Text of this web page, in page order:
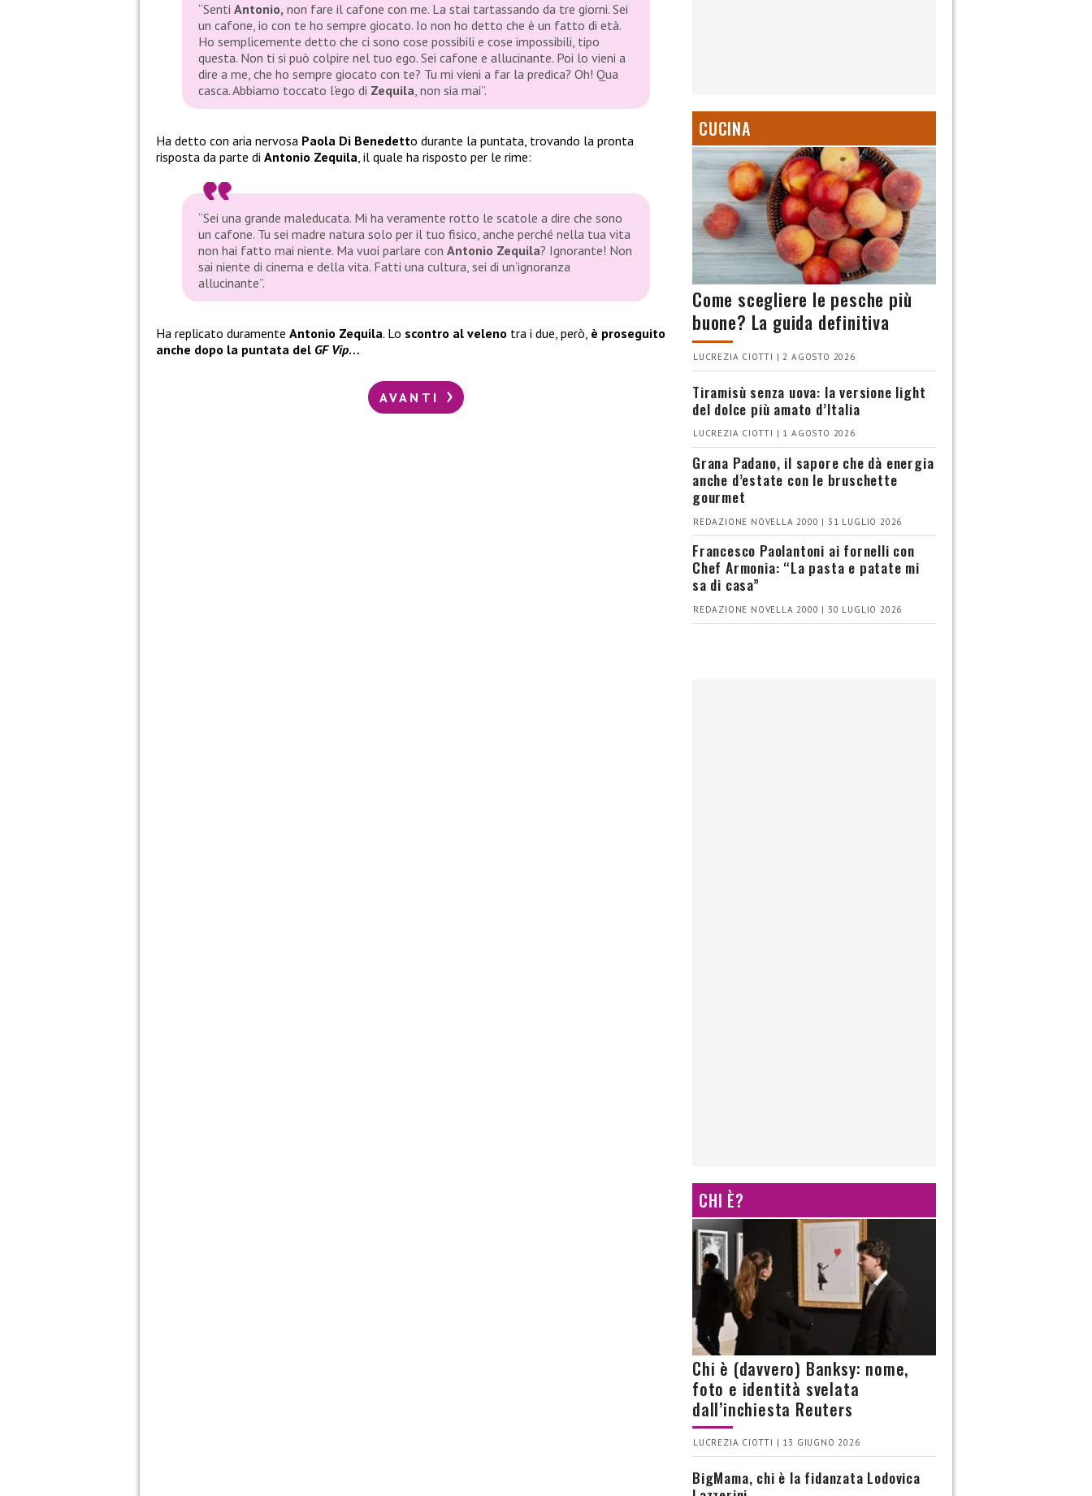
“Senti Antonio, non fare il cafone con me. La stai tartassando da tre giorni. Sei
un cafone, io con te ho sempre giocato. Io non ho detto che è un fatto di età.
Ho semplicemente detto che ci sono cose possibili e cose impossibili, tipo
questa. Non ti si può colpire nel tuo ego. Sei cafone e allucinante. Poi lo vieni a
dire a me, che ho sempre giocato con te? Tu mi vieni a far la predica? Oh! Qua
casca. Abbiamo toccato l’ego di Zequila, non sia mai”.
Ha detto con aria nervosa Paola Di Benedetto durante la puntata, trovando la pronta
risposta da parte di Antonio Zequila, il quale ha risposto per le rime:
“Sei una grande maleducata. Mi ha veramente rotto le scatole a dire che sono
un cafone. Tu sei madre natura solo per il tuo fisico, anche perché nella tua vita
non hai fatto mai niente. Ma vuoi parlare con Antonio Zequila? Ignorante! Non
sai niente di cinema e della vita. Fatti una cultura, sei di un’ignoranza
allucinante”.
Ha replicato duramente Antonio Zequila. Lo scontro al veleno tra i due, però, è proseguito
anche dopo la puntata del GF Vip…
AVANTI
CUCINA
Come scegliere le pesche più
buone? La guida definitiva
LUCREZIA CIOTTI | 2 AGOSTO 2026
Tiramisù senza uova: la versione light
del dolce più amato d’Italia
LUCREZIA CIOTTI | 1 AGOSTO 2026
Grana Padano, il sapore che dà energia
anche d’estate con le bruschette
gourmet
REDAZIONE NOVELLA 2000 | 31 LUGLIO 2026
Francesco Paolantoni ai fornelli con
Chef Armonia: “La pasta e patate mi
sa di casa”
REDAZIONE NOVELLA 2000 | 30 LUGLIO 2026
CHI È?
Chi è (davvero) Banksy: nome,
foto e identità svelata
dall’inchiesta Reuters
LUCREZIA CIOTTI | 13 GIUGNO 2026
BigMama, chi è la fidanzata Lodovica